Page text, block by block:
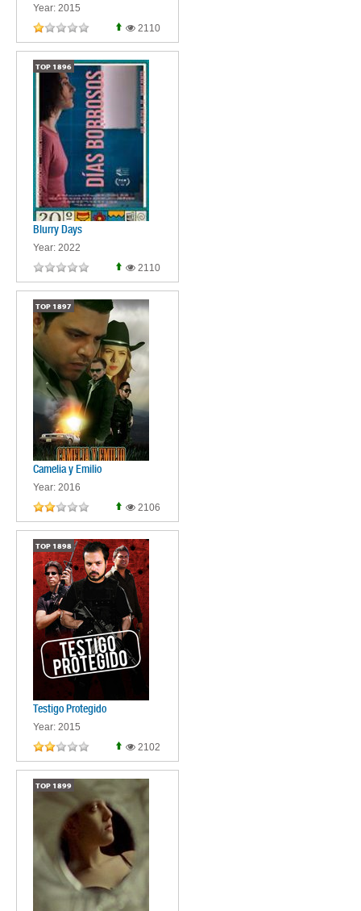
Year: 2015
2110
TOP 1896
Blurry Days
Year: 2022
2110
TOP 1897
Camelia y Emilio
Year: 2016
2106
TOP 1898
Testigo Protegido
Year: 2015
2102
TOP 1899